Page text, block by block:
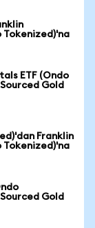
Tokenized)'na
ETF (Ondo
Gold
Franklin
Tokenized)'na
Gold